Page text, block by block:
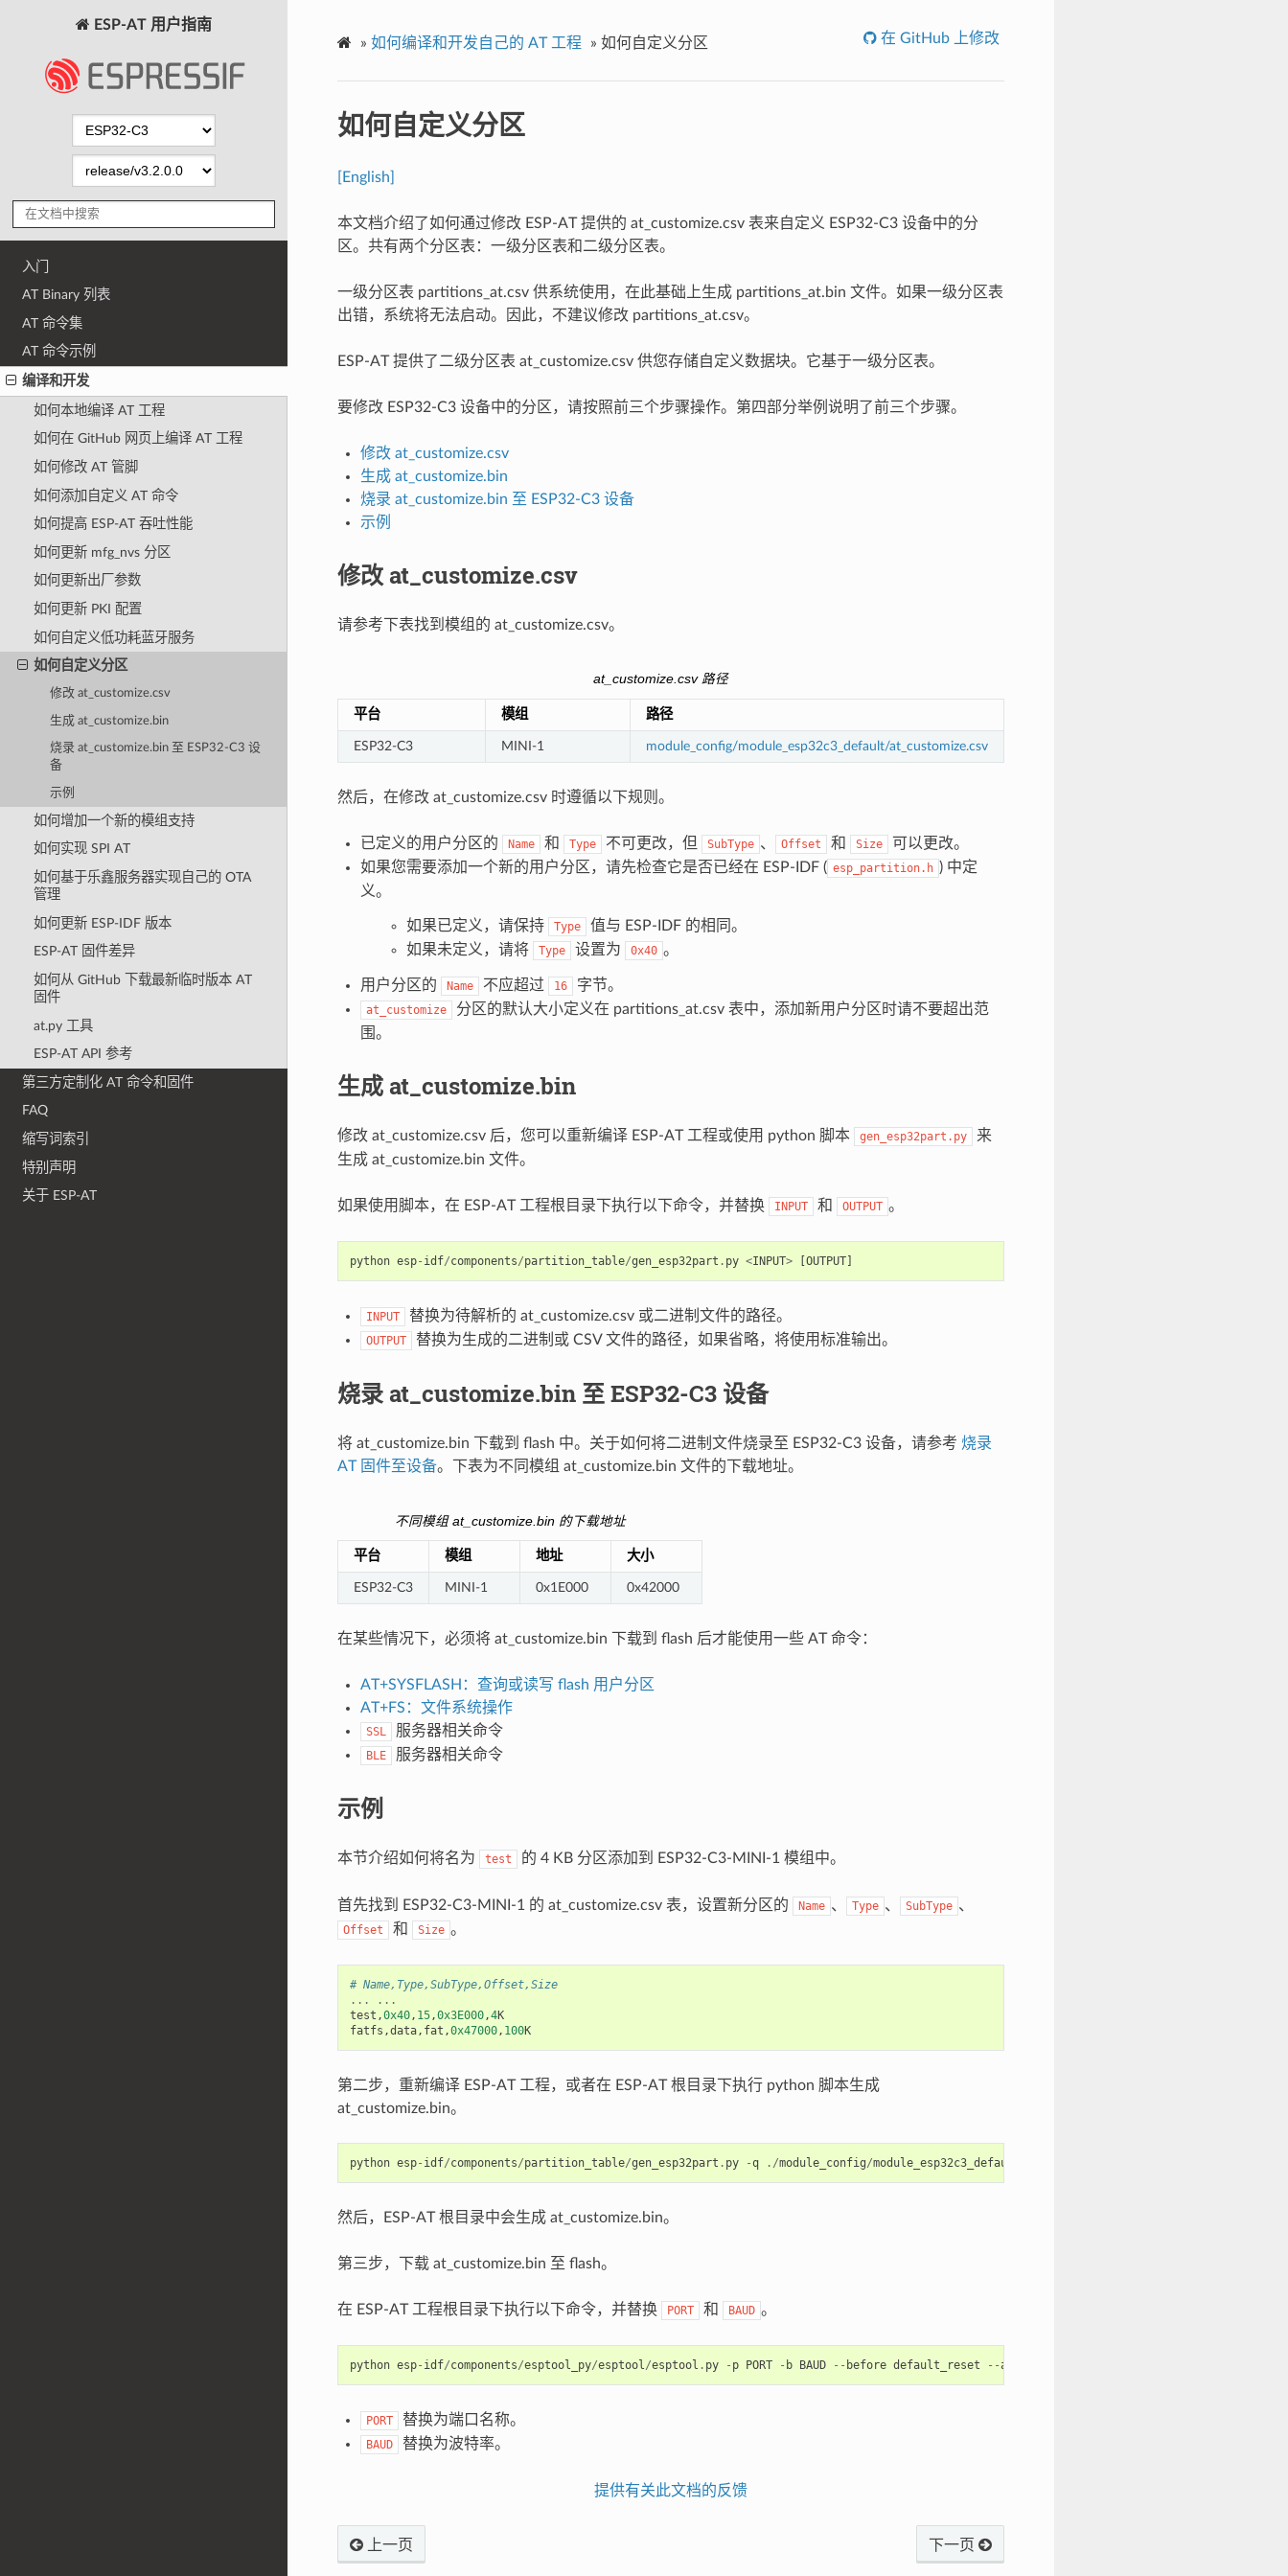
ESP-AT 用户指南
入门
AT Binary 列表
AT 命令集
AT 命令示例
编译和开发
如何本地编译 AT 工程
如何在 GitHub 网页上编译 AT 工程
如何修改 AT 管脚
如何添加自定义 AT 命令
如何提高 ESP-AT 吞吐性能
如何更新 mfg_nvs 分区
如何更新出厂参数
如何更新 PKI 配置
如何自定义低功耗蓝牙服务
如何自定义分区
修改 at_customize.csv
生成 at_customize.bin
烧录 at_customize.bin 至 ESP32-C3 设
备
示例
如何增加一个新的模组支持
如何实现 SPI AT
如何基于乐鑫服务器实现自己的 OTA
管理
如何更新 ESP-IDF 版本
ESP-AT 固件差异
如何从 GitHub 下载最新临时版本 AT
固件
at.py 工具
ESP-AT API 参考
第三方定制化 AT 命令和固件
FAQ
缩写词索引
特别声明
关于 ESP-AT
» 如何编译和开发自己的 AT 工程 » 如何自定义分区 在 GitHub 上修改
如何自定义分区
[English]
本文档介绍了如何通过修改 ESP-AT 提供的 at_customize.csv 表来自定义 ESP32-C3 设备中的分
区。共有两个分区表：一级分区表和二级分区表。
一级分区表 partitions_at.csv 供系统使用，在此基础上生成 partitions_at.bin 文件。如果一级分区表
出错，系统将无法启动。因此，不建议修改 partitions_at.csv。
ESP-AT 提供了二级分区表 at_customize.csv 供您存储自定义数据块。它基于一级分区表。
要修改 ESP32-C3 设备中的分区，请按照前三个步骤操作。第四部分举例说明了前三个步骤。
修改 at_customize.csv
生成 at_customize.bin
烧录 at_customize.bin 至 ESP32-C3 设备
示例
修改 at_customize.csv
请参考下表找到模组的 at_customize.csv。
at_customize.csv 路径
平台 模组 路径
ESP32-C3 MINI-1 module_config/module_esp32c3_default/at_customize.csv
然后，在修改 at_customize.csv 时遵循以下规则。
已定义的用户分区的 Name 和 Type 不可更改，但 SubType 、 Offset 和 Size
可以更改。
如果您需要添加一个新的用户分区，请先检查它是否已经在 ESP-IDF ( esp_partition.h ) 中定
义。
如果已定义，请保持 Type
值与 ESP-IDF 的相同。
如果未定义，请将
Type 设置为 0x40 。
用户分区的 Name 不应超过 16 字节。
at_customize
分区的默认大小定义在 partitions_at.csv 表中，添加新用户分区时请不要超出范
围。
生成 at_customize.bin
修改 at_customize.csv 后，您可以重新编译 ESP-AT 工程或使用 python 脚本 gen_esp32part.py
来
生成 at_customize.bin 文件。
如果使用脚本，在 ESP-AT 工程根目录下执行以下命令，并替换 INPUT 和 OUTPUT 。
python esp- idf/components/partition_table/gen_esp32part . py <INPUT> OUTPUT]
INPUT 替换为待解析的 at_customize.csv 或二进制文件的路径。
OUTPUT 替换为生成的二进制或 CSV 文件的路径，如果省略，将使用标准输出。
烧录 at_customize.bin 至 ESP32-C3 设备
将 at_customize.bin 下载到 flash 中。关于如何将二进制文件烧录至 ESP32-C3 设备，请参考 烧录
AT 固件至设备。下表为不同模组 at_customize.bin 文件的下载地址。
不同模组 at_customize.bin 的下载地址
平台 模组 地址 大小
ESP32-C3 MINI-1 0x1E000 0x42000
在某些情况下，必须将 at_customize.bin 下载到 flash 后才能使用一些 AT 命令：
AT+SYSFLASH：查询或读写 flash 用户分区
AT+FS：文件系统操作
SSL 服务器相关命令
BLE 服务器相关命令
示例
本节介绍如何将名为 test 的 4 KB 分区添加到 ESP32-C3-MINI-1 模组中。
首先找到 ESP32-C3-MINI-1 的 at_customize.csv 表，设置新分区的 Name 、 Type 、 SubType 、
Offset 和 Size 。
# Name,Type,SubType,Offset,Size
...
...
test ,0x40, 15,0x3E000,4K
fatfs ,data, fat ,0x47000, 100K
第二步，重新编译 ESP-AT 工程，或者在 ESP-AT 根目录下执行 python 脚本生成
at_customize.bin。
python esp- idf/components/partition_table/gen_esp32part . py -q ./module_config/module_esp32c3_default
然后，ESP-AT 根目录中会生成 at_customize.bin。
第三步，下载 at_customize.bin 至 flash。
在 ESP-AT 工程根目录下执行以下命令，并替换 PORT 和 BAUD 。
python esp- idf/components/esptool_py/esptool/esptool . py - p PORT - b BAUD -- before default_reset --after
PORT 替换为端口名称。
BAUD 替换为波特率。
提供有关此文档的反馈
上一页 下一页